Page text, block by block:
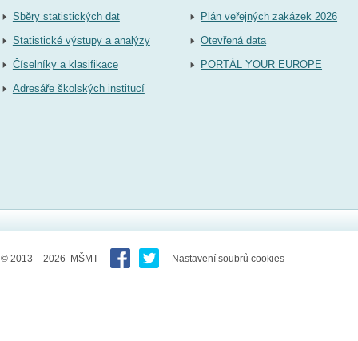
Sběry statistických dat
Statistické výstupy a analýzy
Číselníky a klasifikace
Adresáře školských institucí
Plán veřejných zakázek 2026
Otevřená data
PORTÁL YOUR EUROPE
© 2013 – 2026 MŠMT Nastavení soubrů cookies